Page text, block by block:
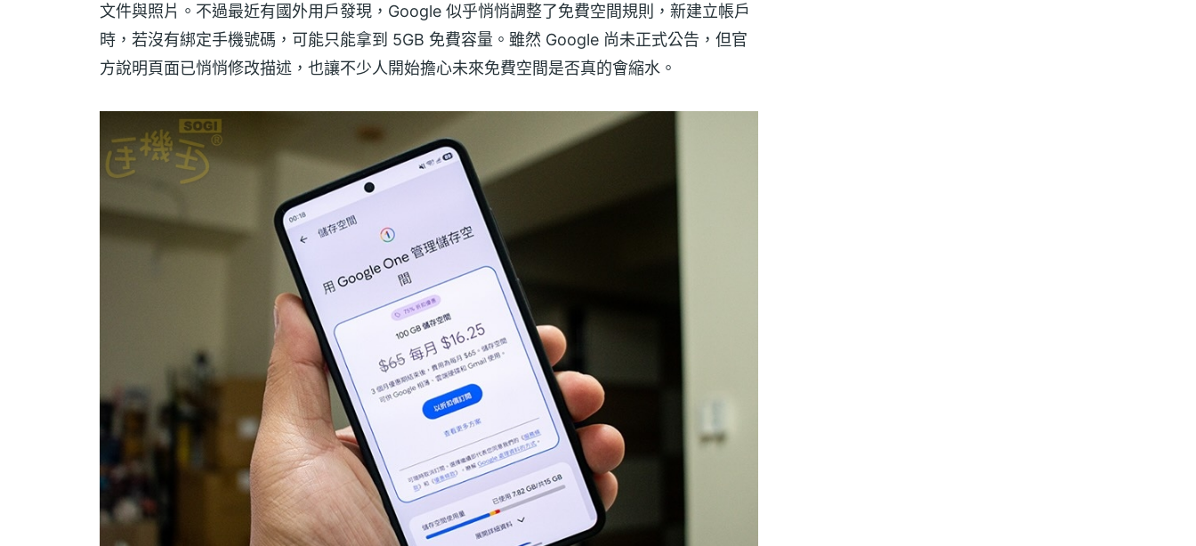
文件與照片。不過最近有國外用戶發現，Google 似乎悄悄調整了免費空間規則，新建立帳戶
時，若沒有綁定手機號碼，可能只能拿到 5GB 免費容量。雖然 Google 尚未正式公告，但官
方說明頁面已悄悄修改描述，也讓不少人開始擔心未來免費空間是否真的會縮水。